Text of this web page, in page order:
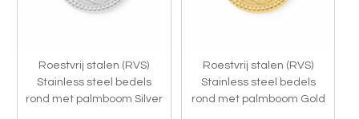
Roestvrij stalen (RVS)
Stainless steel bedels
rond met palmboom Silver
Roestvrij stalen (RVS)
Stainless steel bedels
rond met palmboom Gold